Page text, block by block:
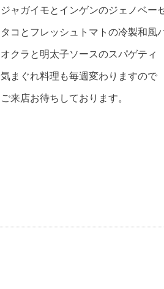
ジャガイモとインゲンのジェノベー
タコとフレッシュトマトの冷製和風
オクラと明太子ソースのスパゲティ
気まぐれ料理も毎週変わりますので
ご来店お待ちしております。